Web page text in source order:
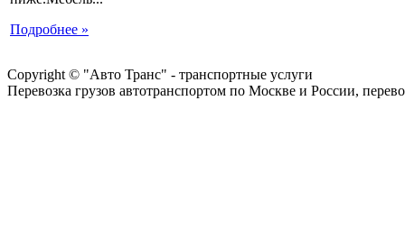
Подробнее »
Copyright © "Авто Транс" - транспортные услуги
Перевозка грузов автотранспортом по Москве и России,